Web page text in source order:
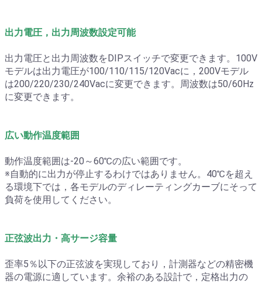
出力電圧，出力周波数設定可能
出力電圧と出力周波数をDIPスイッチで変更できます。100V
モデルは出力電圧が100/110/115/120Vacに，200Vモデル
は200/220/230/240Vacに変更できます。周波数は50/60Hz
に変更できます。
広い動作温度範囲
動作温度範囲は-20～60℃の広い範囲です。
※自動的に出力が停止するわけではありません。40℃を超え
る環境下では，各モデルのディレーティングカーブにそって
負荷を使用してください。
正弦波出力・高サージ容量
歪率5％以下の正弦波を実現しており，計測器などの精密機
器の電源に適しています。余裕のある設計で，定格出力の